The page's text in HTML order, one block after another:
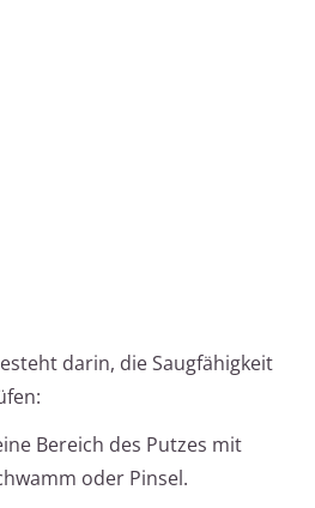
darin, die Saugfähigkeit
Bereich des Putzes mit
oder Pinsel.